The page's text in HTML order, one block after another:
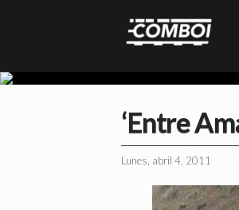
‘Entre
Lunes, abril 4, 2011